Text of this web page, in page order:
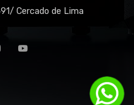
Cercado de Lima